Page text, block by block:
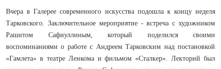
Вчера в Галерее современного искусства подошла к концу неделя
Тарковского. Заключительное мероприятие - встреча с художником
Рашитом Сафиуллиным, который поделился своими
воспоминаниями о работе с Андреем Тарковским над постановкой
«Гамлета» в театре Ленкома и фильмом «Сталкер». Лекторий был